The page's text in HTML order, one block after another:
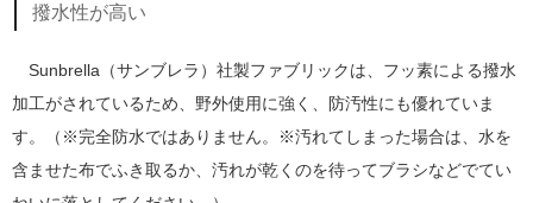
撥水性が高い
Sunbrella（サンブレラ）社製ファブリックは、フッ素による撥水
加工がされているため、野外使用に強く、防汚性にも優れていま
す。（※完全防水ではありません。※汚れてしまった場合は、水を
含ませた布でふき取るか、汚れが乾くのを待ってブラシなどでてい